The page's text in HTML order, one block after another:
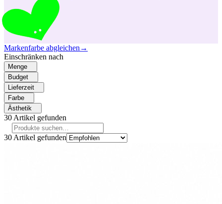
Markenfarbe abgleichen →
Einschränken nach
Menge
Budget
Lieferzeit
Farbe
Ästhetik
30 Artikel gefunden
30 Artikel gefunden